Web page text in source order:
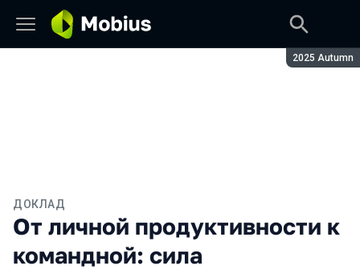
Сезон:
2025 Autumn
ДОКЛАД
От личной продуктивности к
командной: сила